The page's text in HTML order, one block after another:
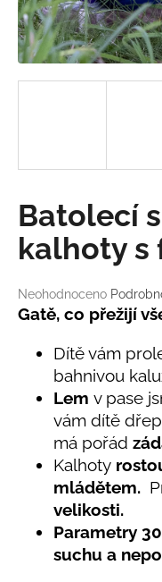
Průměrné
hodnocení
hvězdiček.
Neohodnoceno
Batolecí
kalhoty s
Gatě, co přežijí
Dítě vám
bahnivou
Lem v pase
vám dítě
má pořád
Kalhoty
mládětem.
velikosti.
Parametry
suchu a
o
o
r
u
u
j
BAMBUSOVÉ
TRIKO
NÁMOŘNICKÉ
PRUHY
MODRÉ